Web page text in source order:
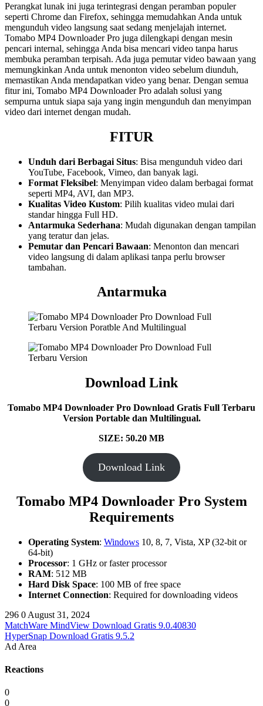
Perangkat lunak ini juga terintegrasi dengan peramban populer
seperti Chrome dan Firefox, sehingga memudahkan Anda untuk
mengunduh video langsung saat sedang menjelajah internet.
Tomabo MP4 Downloader Pro juga dilengkapi dengan mesin
pencari internal, sehingga Anda bisa mencari video tanpa harus
membuka peramban terpisah. Ada juga pemutar video bawaan yang
memungkinkan Anda untuk menonton video sebelum diunduh,
memastikan Anda mendapatkan video yang benar. Dengan semua
fitur ini, Tomabo MP4 Downloader Pro adalah solusi yang
sempurna untuk siapa saja yang ingin mengunduh dan menyimpan
video dari internet dengan mudah.
FITUR
Unduh dari Berbagai Situs: Bisa mengunduh video dari
YouTube, Facebook, Vimeo, dan banyak lagi.
Format Fleksibel: Menyimpan video dalam berbagai format
seperti MP4, AVI, dan MP3.
Kualitas Video Kustom: Pilih kualitas video mulai dari
standar hingga Full HD.
Antarmuka Sederhana: Mudah digunakan dengan tampilan
yang teratur dan jelas.
Pemutar dan Pencari Bawaan: Menonton dan mencari
video langsung di dalam aplikasi tanpa perlu browser
tambahan.
Antarmuka
Download Link
Tomabo MP4 Downloader Pro Download Gratis Full Terbaru
Version Portable dan Multilingual.
SIZE: 50.20 MB
Download Link
Tomabo MP4 Downloader Pro System
Requirements
Operating System: Windows 10, 8, 7, Vista, XP (32-bit or
64-bit)
Processor: 1 GHz or faster processor
RAM: 512 MB
Hard Disk Space: 100 MB of free space
Internet Connection: Required for downloading videos
296 0 August 31, 2024
MatchWare MindView Download Gratis 9.0.40830
HyperSnap Download Gratis 9.5.2
Ad Area
Reactions
0
0